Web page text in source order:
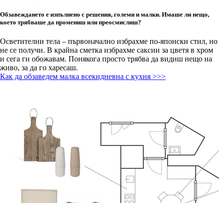
Обзавеждането е изпълнено с решения, големи и малки. Имаше ли нещо,
което трябваше да промениш или преосмислиш?
Осветителни тела – първоначално избрахме по-японски стил, но
не се получи. В крайна сметка избрахме саксии за цветя в хром
и сега ги обожавам. Понякога просто трябва да видиш нещо на
живо, за да го харесаш.
Как да обзаведем малка всекидневна с кухня >>>